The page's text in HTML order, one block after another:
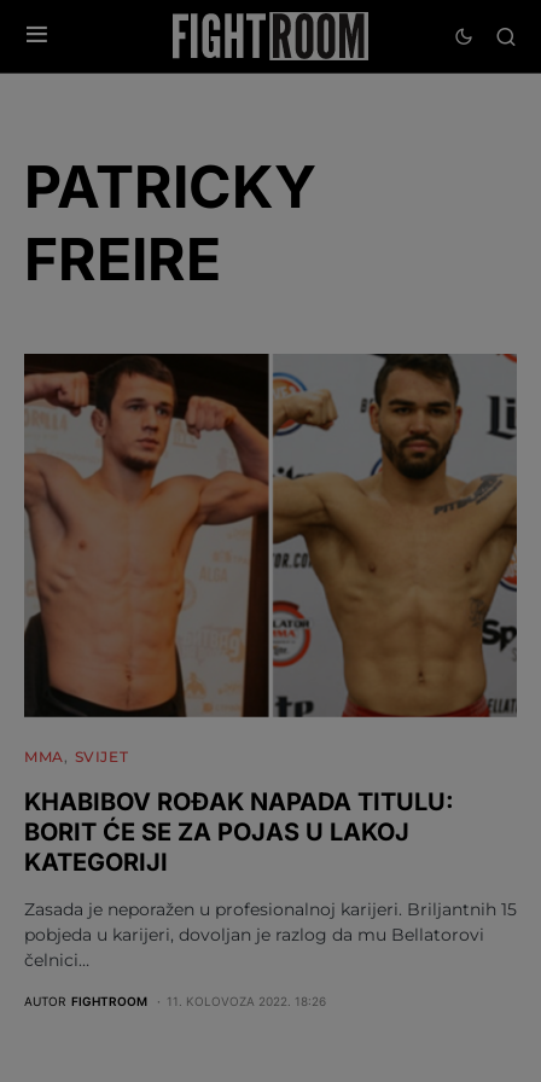
PATRICKY
FREIRE
MMA SVIJET
KHABIBOV ROĐAK NAPADA TITULU:
BORIT ĆE SE ZA POJAS U LAKOJ
KATEGORIJI
Zasada je neporažen u profesionalnoj karijeri. Briljantnih 15
pobjeda u karijeri, dovoljan je razlog da mu Bellatorovi
čelnici…
AUTOR FIGHTROOM 11. KOLOVOZA 2022. 18:26